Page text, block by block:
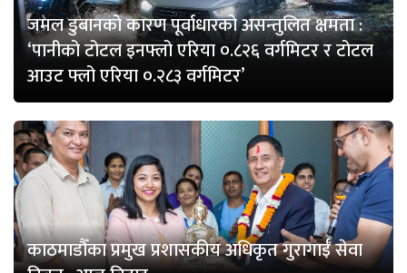
जमल डुबानको कारण पूर्वाधारको असन्तुलित क्षमता :
‘पानीको टोटल इनफ्लो एरिया ०.८२६ वर्गमिटर र टोटल
आउट फ्लो एरिया ०.२८३ वर्गमिटर’
काठमाडौँका प्रमुख प्रशासकीय अधिकृत गुरागाईँ सेवा